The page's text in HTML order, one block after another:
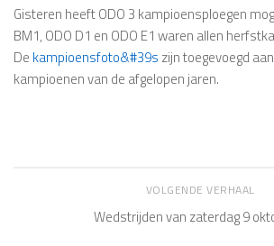
Gisteren heeft ODO 3 kampioensploegen
BM1, ODO D1 en ODO E1 waren allen
De kampioensfoto&#39s zijn toegevoegd
kampioenen van de afgelopen jaren.
VOLGENDE VERHAAL
Wedstrijden van zaterdag 9